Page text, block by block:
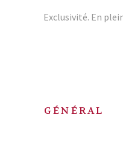
Exclusivité. En
GÉNÉRAL